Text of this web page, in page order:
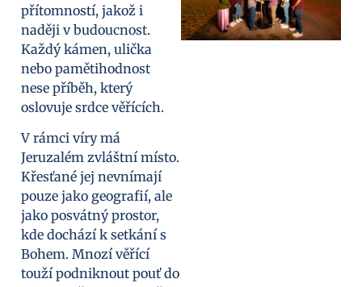
přítomností, jakož i
naději v budoucnost.
Každý kámen, ulička
nebo pamětihodnost
nese příběh, který
oslovuje srdce věřících.
V rámci víry má
Jeruzalém zvláštní místo.
Křesťané jej nevnímají
pouze jako geografií, ale
jako posvátný prostor,
kde dochází k setkání s
Bohem. Mnozí věřící
touží podniknout pouť do